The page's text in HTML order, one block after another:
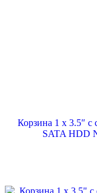
Корзина 1 x 3.5″ с
SATA HDD